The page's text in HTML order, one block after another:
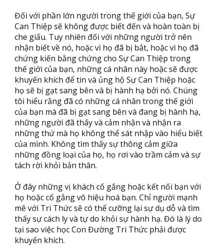
Đối với phần lớn người trong thế giới của bạn, Sự
Can Thiệp sẽ không được biết đến và hoàn toàn bị
che giấu. Tuy nhiên đối với những người trở nên
nhận biết về nó, hoặc vì họ đã bị bắt, hoặc vì họ đã
chứng kiến bằng chứng cho Sự Can Thiệp trong
thế giới của bạn, những cá nhân này hoặc sẽ được
khuyến khích để tin và ủng hộ Sự Can Thiệp hoặc
họ sẽ bị gạt sang bên và bị hành hạ bởi nó. Chúng
tôi hiểu rằng đã có những cá nhân trong thế giới
của bạn mà đã bị gạt sang bên và đang bị hành hạ,
những người đã thấy và cảm nhận và nhận ra
những thứ mà họ không thể sát nhập vào hiểu biết
của mình. Không tìm thấy sự thông cảm giữa
những đồng loại của họ, họ rơi vào trầm cảm và sự
tách rời khỏi bản thân.
Ở đây những vị khách cố gắng hoặc kết nối bạn với
họ hoặc cố gắng vô hiệu hoá bạn. Chỉ người mạnh
mẽ với Tri Thức sẽ có thể cưỡng lại sự dụ dỗ và tìm
thấy sự cách ly và tự do khỏi sự hành hạ. Đó là lý do
tại sao việc học Con Đường Tri Thức phải được
khuyến khích.